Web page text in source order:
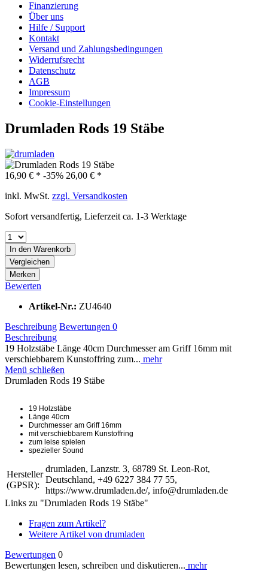
Finanzierung
Über uns
Hilfe / Support
Kontakt
Versand und Zahlungsbedingungen
Widerrufsrecht
Datenschutz
AGB
Impressum
Cookie-Einstellungen
Drumladen Rods 19 Stäbe
16,90 € * -35% 26,00 € *
inkl. MwSt. zzgl. Versandkosten
Sofort versandfertig, Lieferzeit ca. 1-3 Werktage
In den Warenkorb
Vergleichen
Merken
Bewerten
Artikel-Nr.: ZU4640
Beschreibung Bewertungen 0
Beschreibung
19 Holzstäbe Länge 40cm Durchmesser am Griff 16mm mit
verschiebbarem Kunstoffring zum... mehr
Menü schließen
Drumladen Rods 19 Stäbe
19 Holzstäbe
Länge 40cm
Durchmesser am Griff 16mm
mit verschiebbarem Kunstoffring
zum leise spielen
spezieller Sound
Hersteller
(GPSR):
drumladen, Lanzstr. 3, 68789 St. Leon-Rot,
Deutschland, +49 6227 384 77 55,
https://www.drumladen.de/, info@drumladen.de
Links zu "Drumladen Rods 19 Stäbe"
Fragen zum Artikel?
Weitere Artikel von drumladen
Bewertungen 0
Bewertungen lesen, schreiben und diskutieren... mehr